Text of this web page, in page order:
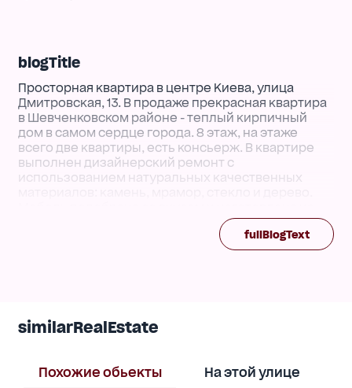
blogTitle
Просторная квартира в центре Киева, улица
Дмитровская, 13. В продаже прекрасная квартира
в Шевченковском районе - теплый кирпичный
дом в самом сердце города. 8 этаж, на этаже
всего две квартиры, есть консьерж. В квартире
выполнен дизайнерский ремонт с
использованием натуральных качественных
экологически чистых материалов. Есть вся
необходимая техника и оборудование для
комфортной жизни. Квартира сочетает в себе
fullBlogText
similarRealEstate
Похожие обьекты На этой улице